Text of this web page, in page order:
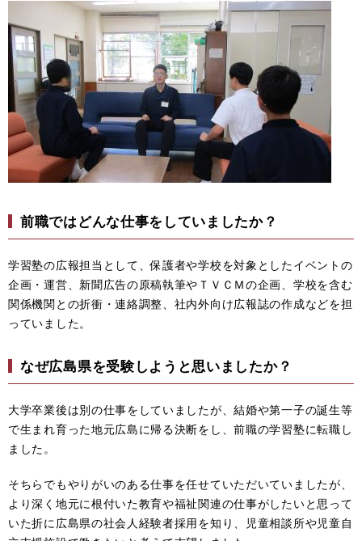
前職ではどんな仕事をしていましたか？
学習塾の広報担当として、保護者や学校を対象としたイベントの
企画・運営、新聞広告の原稿執筆やＴＶＣＭの企画、学校を含む
関係機関との折衝・連絡調整、社内外向け広報誌の作成などを担
っていました。
なぜ広島県を受験しようと思いましたか？
大学卒業後は別の仕事をしていましたが、結婚や第一子の誕生等
で生まれ育った地元広島に帰る決断をし、前職の学習塾に転職し
ました。
そちらでもやりがいのある仕事を任せていただいていましたが、
より深く地元に根付いた教育や福祉関連の仕事がしたいと思って
いた折に広島県の社会人経験者採用を知り、児童相談所や児童自